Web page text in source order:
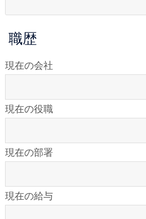
職歴
現在の会社
現在の役職
現在の部署
現在の給与